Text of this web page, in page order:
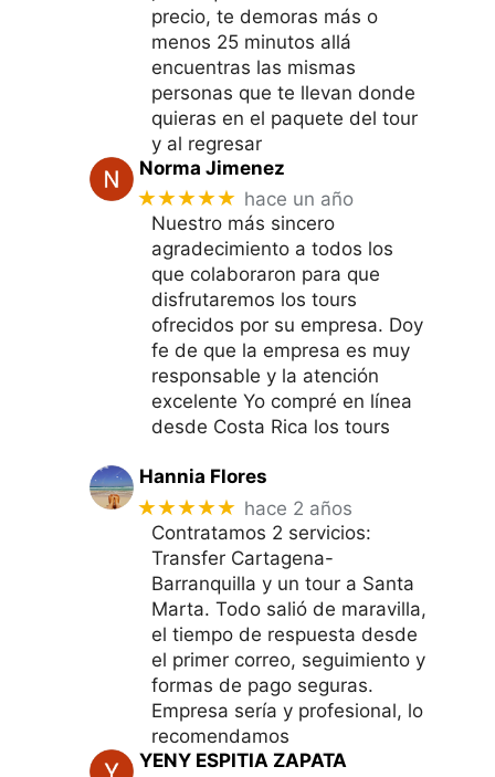
precio, te demoras más o
menos 25 minutos allá
encuentras las mismas
personas que te llevan donde
quieras en el paquete del tour
y al regresar
Norma Jimenez
★★★★★ hace un año
Nuestro más sincero
agradecimiento a todos los
que colaboraron para que
disfrutaremos los tours
ofrecidos por su empresa. Doy
fe de que la empresa es muy
responsable y la atención
excelente Yo compré en línea
desde Costa Rica los tours
Hannia Flores
★★★★★ hace 2 años
Contratamos 2 servicios:
Transfer Cartagena-
Barranquilla y un tour a Santa
Marta. Todo salió de maravilla,
el tiempo de respuesta desde
el primer correo, seguimiento y
formas de pago seguras.
Empresa sería y profesional, lo
recomendamos
YENY ESPITIA ZAPATA